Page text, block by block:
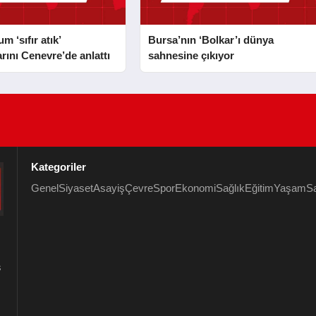
‘sıfır atık’
Cenevre’de anlattı
Bursa’nın ‘Bolkar’ı dünya
sahnesine çıkıyor
Kategoriler
GenelSiyasetAsayişÇevreSporEkonomiSağlıkEğitimYaşam